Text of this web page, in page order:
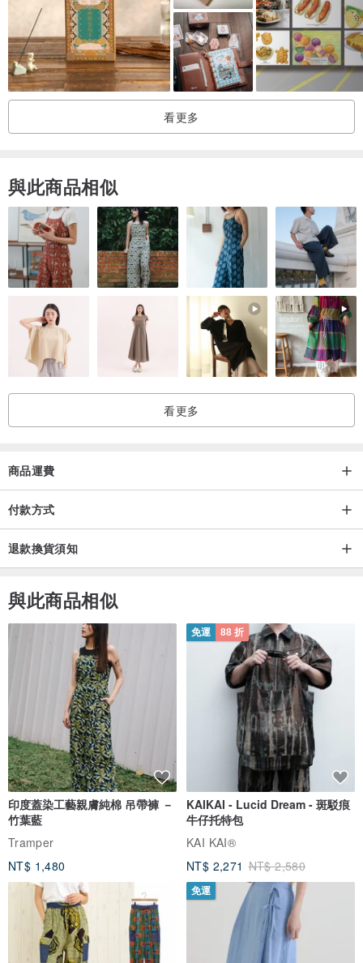
看更多
與此商品相似
看更多
商品運費
付款方式
退款換貨須知
與此商品相似
印度蓋染工藝親膚純棉 吊帶褲 －
竹葉藍
Tramper
NT$ 1,480
免運 88 折
KAIKAI - Lucid Dream - 斑駁痕
牛仔托特包
KAI KAI®
NT$ 2,271 NT$ 2,580
免運